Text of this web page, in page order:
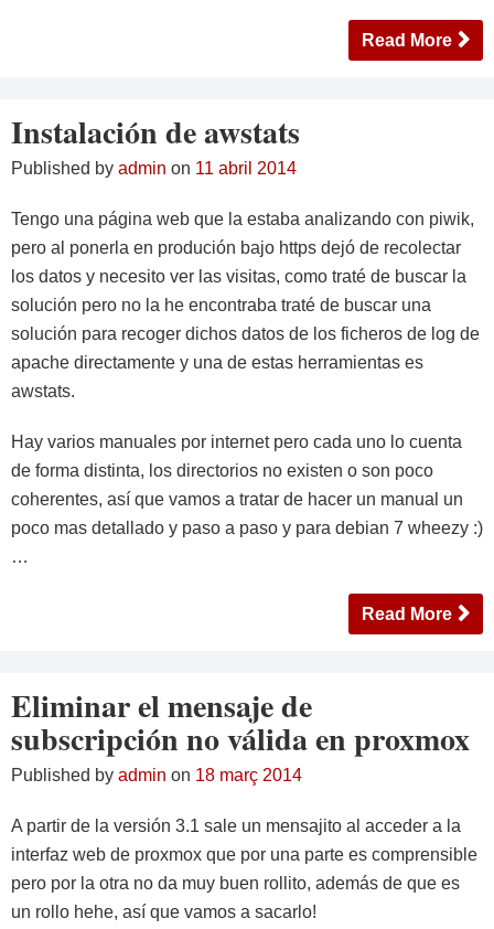
Read More
Instalación de awstats
Published by admin on 11 abril 2014
Tengo una página web que la estaba analizando con piwik,
pero al ponerla en produción bajo https dejó de recolectar
los datos y necesito ver las visitas, como traté de buscar la
solución pero no la he encontraba traté de buscar una
solución para recoger dichos datos de los ficheros de log de
apache directamente y una de estas herramientas es
awstats.
Hay varios manuales por internet pero cada uno lo cuenta
de forma distinta, los directorios no existen o son poco
coherentes, así que vamos a tratar de hacer un manual un
poco mas detallado y paso a paso y para debian 7 wheezy :)
…
Read More
Eliminar el mensaje de
subscripción no válida en proxmox
Published by admin on 18 març 2014
A partir de la versión 3.1 sale un mensajito al acceder a la
interfaz web de proxmox que por una parte es comprensible
pero por la otra no da muy buen rollito, además de que es
un rollo hehe, así que vamos a sacarlo!